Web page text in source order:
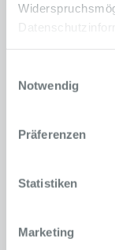
Notwendig
Präferenzen
Statistiken
Marketing
Kontakt
Klinik für
Alfried Krupp
Hellweg 100
Norma Simon